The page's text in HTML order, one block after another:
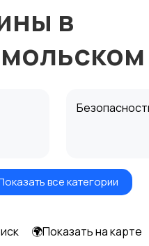
в
и
Высший
все категории
🌍Показать на карте